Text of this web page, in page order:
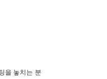
을 놓치는 분